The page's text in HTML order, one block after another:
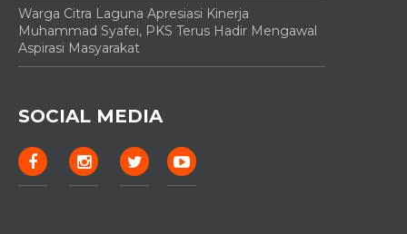
Warga Citra Laguna Apresiasi Kinerja
Muhammad Syafei, PKS Terus Hadir Mengawal
Aspirasi Masyarakat
SOCIAL MEDIA